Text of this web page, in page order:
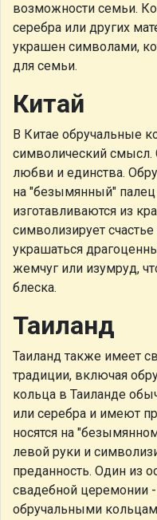
возможности семьи.
серебра или других
украшен символами,
для семьи.
Китай
В Китае обручальные
символический смысл.
любви и единства.
на "безымянный"
изготавливаются из
символизирует
украшаться
жемчуг или изумруд,
блеска.
Таиланд
Таиланд также имеет
традиции, включая
кольца в Таиланде
или серебра и имеют
носятся на
левой руки и
преданность. Один из
свадебной церемонии
обручальными